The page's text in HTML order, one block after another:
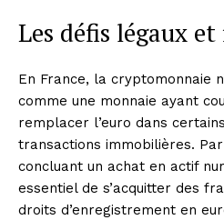
Les défis légaux et
En France, la cryptomonnaie
comme une monnaie ayant
remplacer l’euro dans
transactions immobilières.
concluant un achat en actif
essentiel de s’acquitter des
droits d’enregistrement en